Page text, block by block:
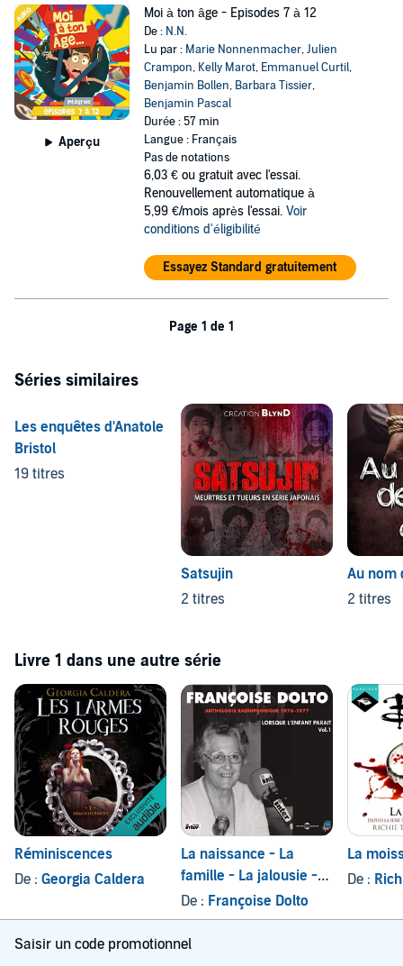
Aperçu
Moi à ton âge - Episodes 7 à 12
De : N.N.
Lu par : Marie Nonnenmacher,Julien
Crampon, Kelly Marot, Emmanuel Curtil,
Benjamin Bollen, Barbara Tissier,
Benjamin Pascal
Durée : 57 min
Langue : Français
Pas de notations
6,03 € ou gratuit avec l'essai.
Renouvellement automatique à
5,99 €/mois après l'essai. Voir
conditions d'éligibilité
Essayez Standard gratuitement
Page 1 de 1
Séries similaires
Les enquêtes d'Anatole
Bristol
19 titres
Satsujin
2 titres
Au nom
2 titres
Livre 1 dans une autre série
Réminiscences
De : Georgia Caldera
La naissance - La
famille - La jalousie -
La propreté - L'école
De : Françoise Dolto
La
De :
Saisir un code promotionnel